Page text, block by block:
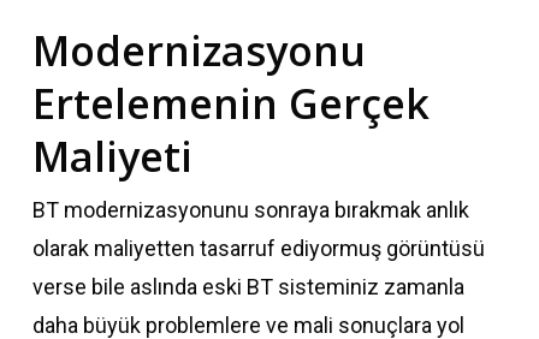
Modernizasyonu
Ertelemenin Gerçek
Maliyeti
BT modernizasyonunu sonraya bırakmak anlık
olarak maliyetten tasarruf ediyormuş görüntüsü
verse bile aslında eski BT sisteminiz zamanla
daha büyük problemlere ve mali sonuçlara yol